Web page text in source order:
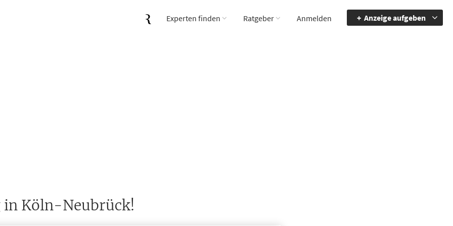
Experten finden Ratgeber Anmelden Anzeige aufgeben
in Köln-Neubrück!